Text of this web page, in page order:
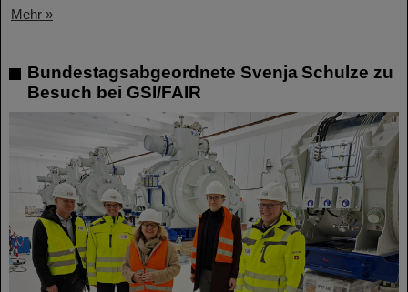
Mehr »
Bundestagsabgeordnete Svenja Schulze zu
Besuch bei GSI/FAIR